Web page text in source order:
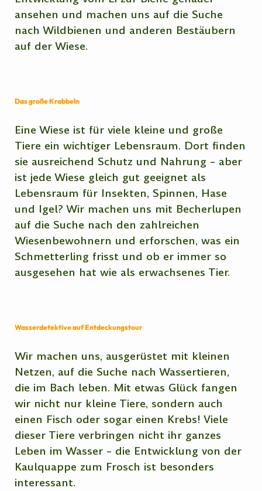
ansehen und machen uns auf die Suche
nach Wildbienen und anderen Bestäubern
auf der Wiese.
Das große Krabbeln
Eine Wiese ist für viele kleine und große
Tiere ein wichtiger Lebensraum. Dort finden
sie ausreichend Schutz und Nahrung – aber
ist jede Wiese gleich gut geeignet als
Lebensraum für Insekten, Spinnen, Hase
und Igel? Wir machen uns mit Becherlupen
auf die Suche nach den zahlreichen
Wiesenbewohnern und erforschen, was ein
Schmetterling frisst und ob er immer so
ausgesehen hat wie als erwachsenes Tier.
Wasserdetektive auf Entdeckungstour
Wir machen uns, ausgerüstet mit kleinen
Netzen, auf die Suche nach Wassertieren,
die im Bach leben. Mit etwas Glück fangen
wir nicht nur kleine Tiere, sondern auch
einen Fisch oder sogar einen Krebs! Viele
dieser Tiere verbringen nicht ihr ganzes
Leben im Wasser – die Entwicklung von der
Kaulquappe zum Frosch ist besonders
interessant.